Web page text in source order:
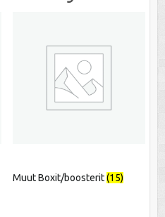
Muut Boxit/boosterit(15)